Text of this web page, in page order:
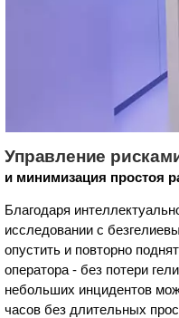
Управление
и минимизация простоя
Благодаря
исследовании с
опустить и повторно
оператора - без потери
небольших инцидентов
часов без длительных